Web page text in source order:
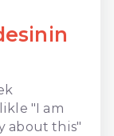
"I am
about this"